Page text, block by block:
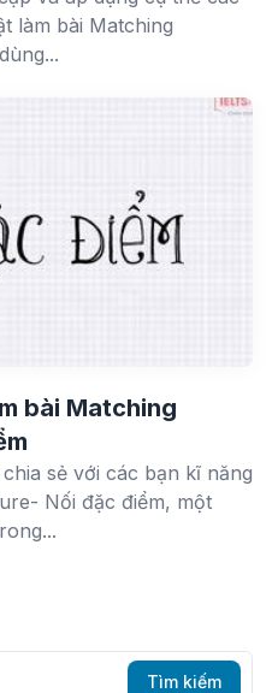
làm bài Matching
bài Matching
sẻ với các bạn kĩ năng
Nối đặc điểm, một
Tìm kiếm